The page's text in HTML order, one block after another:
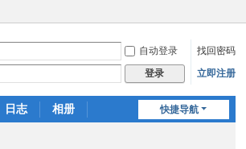
自动登录
找回密码
登录 立即注册
快捷导航
日志
相册